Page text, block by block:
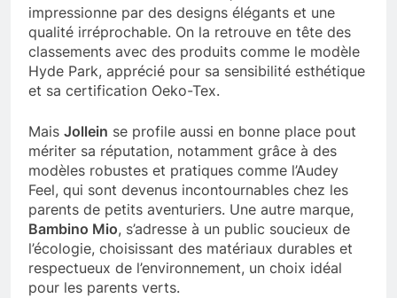
impressionne par des designs élégants et une
qualité irréprochable. On la retrouve en tête des
classements avec des produits comme le modèle
Hyde Park, apprécié pour sa sensibilité esthétique
et sa certification Oeko-Tex.
Mais Jollein se profile aussi en bonne place pout
mériter sa réputation, notamment grâce à des
modèles robustes et pratiques comme l’Audey
Feel, qui sont devenus incontournables chez les
parents de petits aventuriers. Une autre marque,
Bambino Mio, s’adresse à un public soucieux de
l’écologie, choisissant des matériaux durables et
respectueux de l’environnement, un choix idéal
pour les parents verts.